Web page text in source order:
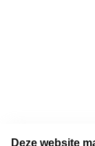
Deze website